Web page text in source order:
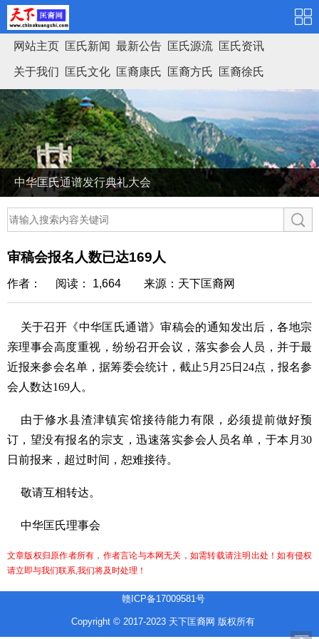
网站主页 匡氏新闻 最新公告 匡氏源流 匡氏资讯
关于我们 匡氏文化 匡裔康氏 匡裔方氏 匡裔徐氏
匡氏家谱
中华匡氏通谱发行典礼大会
审稿会报名人数已达169人
作者： 阅读： 1,664 来源：天下匡裔网
关于召开《中华匡氏通谱》审稿会的通知发出后，各地宗
亲理事会高度重视，纷纷召开会议，落实参会人员，并于最
近报来参会名单，据筹委会统计，截止 5月 25日 24点，报名参
会人数达169人。
由于修水县渣津镇宾馆接待能力有限，必须提前做好预
订，望没有报名的宗支，迅速落实参会人员名单，于本月 30
日前报来，超过时间，恕难接待。
敬请互相转达。
中华匡氏理事会
文章版权归原作者所有，作者言论与本网无关，如需转载请注明出处！如有侵权
请立即与我们联系,我们将及时处理！
赣ICP备17009581号
Copyright © 2017-2023 天下匡裔网 版权所有